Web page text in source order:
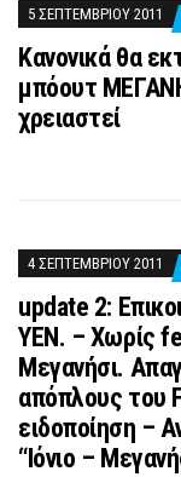
5 ΣΕΠΤΕΜΒΡΊΟΥ 2011
Κανονικά θα
μπόουτ
χρειαστεί
4 ΣΕΠΤΕΜΒΡΊΟΥ 2011
update 2:
ΥΕΝ. – Χωρίς
Μεγανήσι.
απόπλους του
ειδοποίηση –
“Ιόνιο –